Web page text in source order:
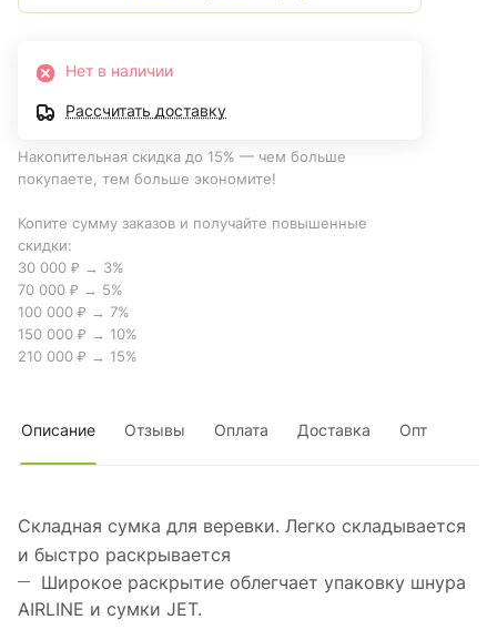
Нет в наличии
Рассчитать доставку
Накопительная скидка до 15% — чем больше
покупаете, тем больше экономите!
Копите сумму заказов и получайте повышенные
скидки:
30 000 ₽ → 3%
70 000 ₽ → 5%
100 000 ₽ → 7%
150 000 ₽ → 10%
210 000 ₽ → 15%
Описание Отзывы Оплата Доставка Опт
Складная сумка для веревки. Легко складывается
и быстро раскрывается
Широкое раскрытие облегчает упаковку шнура
AIRLINE и сумки JET.